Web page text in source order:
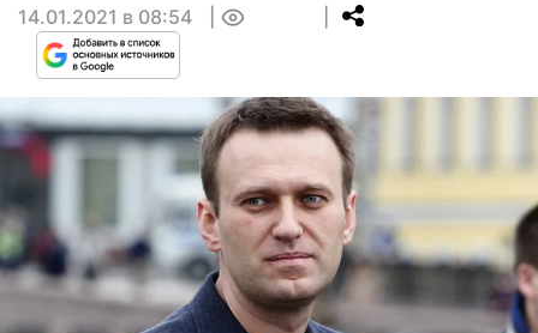
14.01.2021 в 08:54